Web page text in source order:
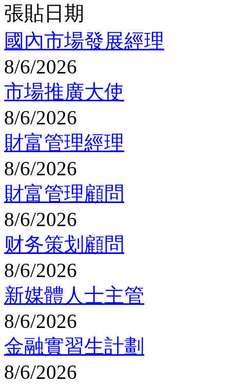
張貼日期
國內市場發展經理
8/6/2026
市場推廣大使
8/6/2026
財富管理經理
8/6/2026
財富管理顧問
8/6/2026
财务策划顧問
8/6/2026
新媒體人士主管
8/6/2026
金融實習生計劃
8/6/2026